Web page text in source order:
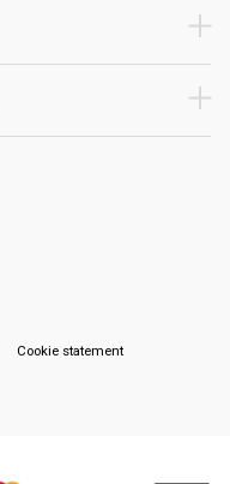
Cookie statement